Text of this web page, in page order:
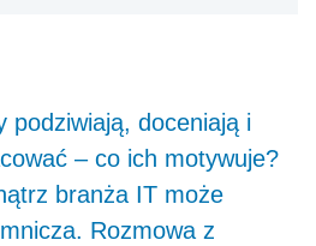
podziwiają, doceniają i
– co ich motywuje?
branża IT może
Rozmowa z